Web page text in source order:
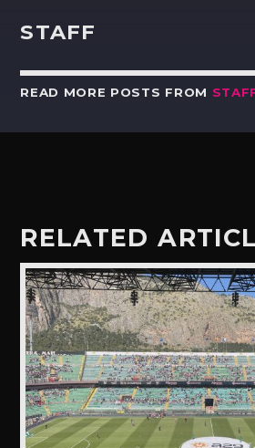
STAFF
READ MORE POSTS FROM
RELATED